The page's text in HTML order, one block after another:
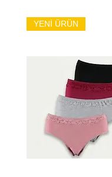
YENİ ÜRÜN